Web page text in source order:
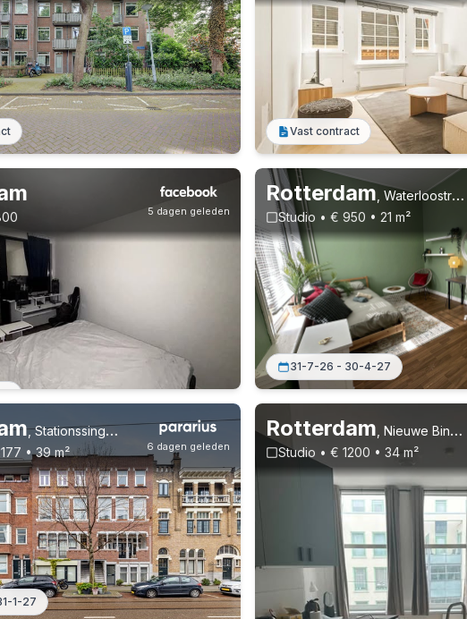
Vast contract
Vast contract
5 dagen geleden
Rotterdam Waterloostraat, Kralingen
Studio • € 950 • 21 m²
31-7-26 - 30-4-27
6 dagen geleden
,Stationssingel, Provenierswijk
• 39 m²
1-27
Rotterdam, Nieuwe Binnenweg
Studio • € 1200 • 34 m²